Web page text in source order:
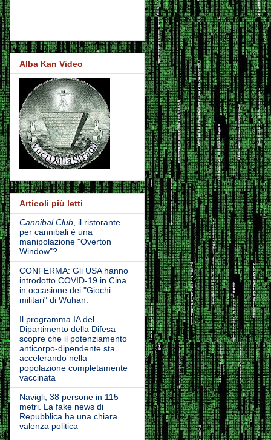
Alba Kan Video
Articoli più letti
Cannibal Club, il ristorante
per cannibali è una
manipolazione "Overton
Window"?
CONFERMA: Gli USA hanno
introdotto COVID-19 in Cina
in occasione dei "Giochi
militari" di Wuhan.
Il programma IA del
Dipartimento della Difesa
scopre che il potenziamento
anticorpo-dipendente sta
accelerando nella
popolazione completamente
vaccinata
Navigli, 38 persone in 115
metri. La fake news di
Repubblica ha una chiara
valenza politica